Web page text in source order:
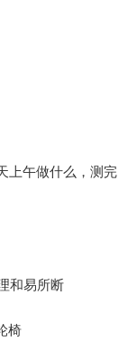
上午做什么，测完
和易所断
椅